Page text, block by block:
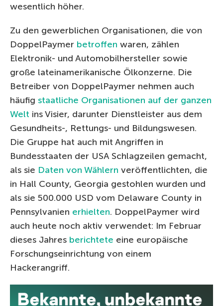
wesentlich höher.
Zu den gewerblichen Organisationen, die von
DoppelPaymer betroffen waren, zählen
Elektronik- und Automobilhersteller sowie
große lateinamerikanische Ölkonzerne. Die
Betreiber von DoppelPaymer nehmen auch
häufig staatliche Organisationen auf der ganzen
Welt ins Visier, darunter Dienstleister aus dem
Gesundheits-, Rettungs- und Bildungswesen.
Die Gruppe hat auch mit Angriffen in
Bundesstaaten der USA Schlagzeilen gemacht,
als sie Daten von Wählern veröffentlichten, die
in Hall County, Georgia gestohlen wurden und
als sie 500.000 USD vom Delaware County in
Pennsylvanien erhielten. DoppelPaymer wird
auch heute noch aktiv verwendet: Im Februar
dieses Jahres berichtete eine europäische
Forschungseinrichtung von einem
Hackerangriff.